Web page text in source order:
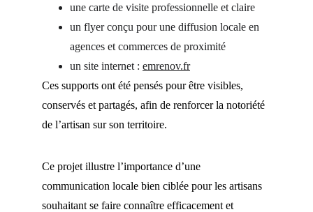
une carte de visite professionnelle et claire
un flyer conçu pour une diffusion locale en
agences et commerces de proximité
un site internet : emrenov.fr
Ces supports ont été pensés pour être visibles,
conservés et partagés, afin de renforcer la notoriété
de l’artisan sur son territoire.
Ce projet illustre l’importance d’une
communication locale bien ciblée pour les artisans
souhaitant se faire connaître efficacement et